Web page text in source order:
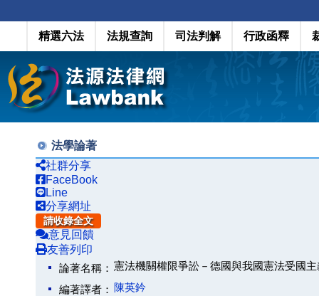
精選六法 法規查詢 司法判解 行政函釋
法學論著
社群分享
FaceBook
Line
分享網址
請收錄全文
意見回饋
友善列印
論著名稱： 憲法機關權限爭訟－德國與我國憲法受國
編著譯者：
陳英鈐